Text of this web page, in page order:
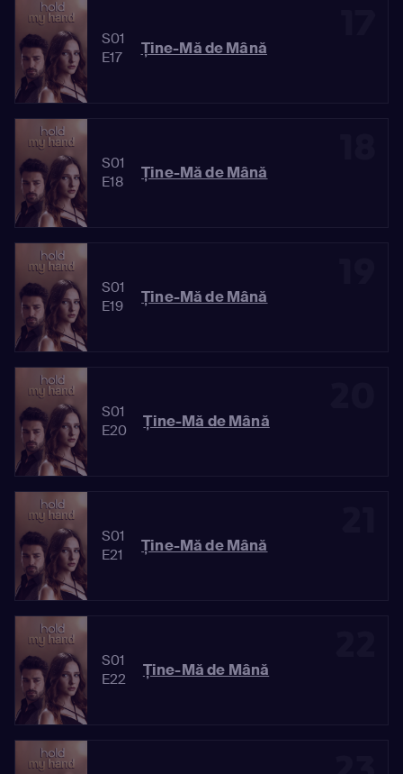
S01
E17
Ține-Mă de Mână
S01
E18
Ține-Mă de Mână
S01
E19
Ține-Mă de Mână
S01
E20
Ține-Mă de Mână
S01
E21
Ține-Mă de Mână
S01
E22
Ține-Mă de Mână